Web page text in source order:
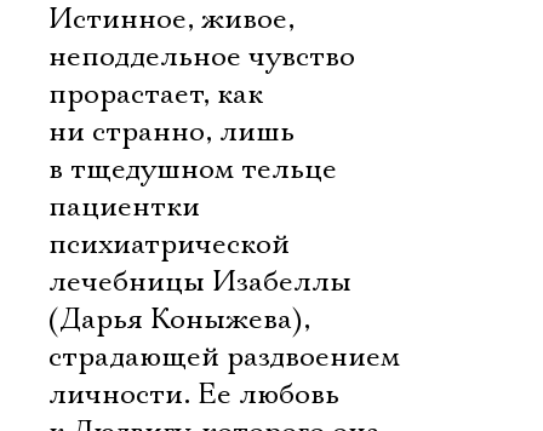
Истинное, живое,
неподдельное чувство
прорастает, как
ни странно, лишь
в тщедушном тельце
пациентки
психиатрической
лечебницы Изабеллы
(Дарья Коныжева),
страдающей раздвоением
личности. Ее любовь